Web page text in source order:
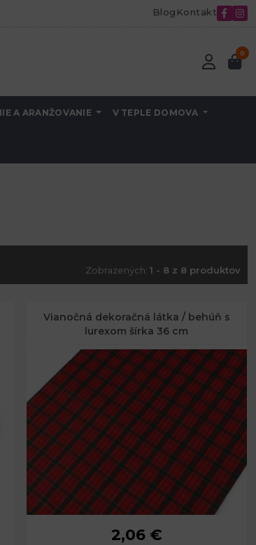
Blog Kontakt
0
A ARANŽOVANIE V TEPLE DOMOVA
Zobrazených: 1 - 8 z 8 produktov
Vianočná dekoračná látka / behúň s
lurexom šírka 36 cm
36 cm
2,06 €